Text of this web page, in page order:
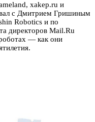
xakep.ru и
с Дмитрием Гришиным
Robotics и по
директоров Mail.Ru
— как они